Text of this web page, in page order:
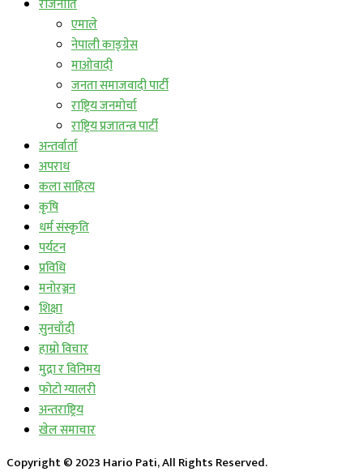
राजनीति
एमाले
नेपाली काङ्ग्रेस
माओवादी
जनता समाजवादी पार्टी
राष्ट्रिय जनमोर्चा
राष्ट्रिय प्रजातन्त्र पार्टी
अन्तर्वार्ता
अपराध
कला साहित्य
कृषि
धर्म संस्कृति
पर्यटन
प्रविधि
मनोरञ्जन
शिक्षा
सुनचाँदी
हाम्रो विचार
मुद्रा र विनिमय
फोटो ग्यालरी
अन्तराष्ट्रिय
खेल समाचार
Copyright © 2023 Hario Pati, All Rights Reserved.